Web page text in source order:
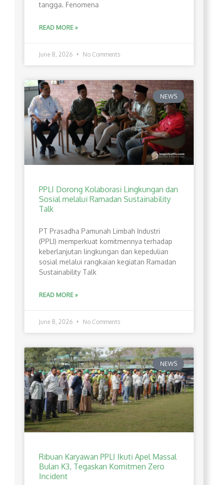
tangga. Fenomena
READ MORE »
June 8, 2026 No Comments
NEWS
PPLI Dorong Kolaborasi Lingkungan dan
Sosial melalui Ramadan Sustainability
Talk
PT Prasadha Pamunah Limbah Industri
(PPLI) memperkuat komitmennya terhadap
keberlanjutan lingkungan dan kepedulian
sosial melalui rangkaian kegiatan Ramadan
Sustainability Talk
READ MORE »
June 8, 2026 No Comments
NEWS
Ribuan Karyawan PPLI Ikuti Apel Massal
Bulan K3, Tegaskan Komitmen Zero
Incident